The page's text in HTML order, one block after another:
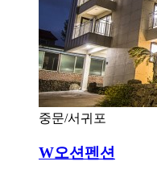
중문/서귀포
W오션펜션